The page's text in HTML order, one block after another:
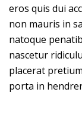
eros quis dui
non mauris in
natoque
nascetur
placerat
porta in